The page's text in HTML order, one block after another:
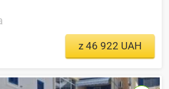
z 46 922 UAH